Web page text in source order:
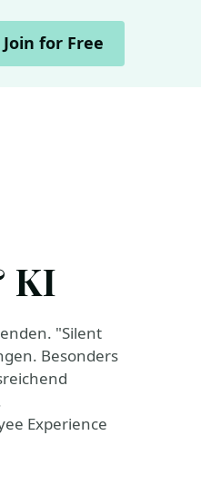
Join for Free
KI
"Silent
Besonders
Experience